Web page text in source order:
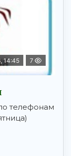
14:45 7
телефонам